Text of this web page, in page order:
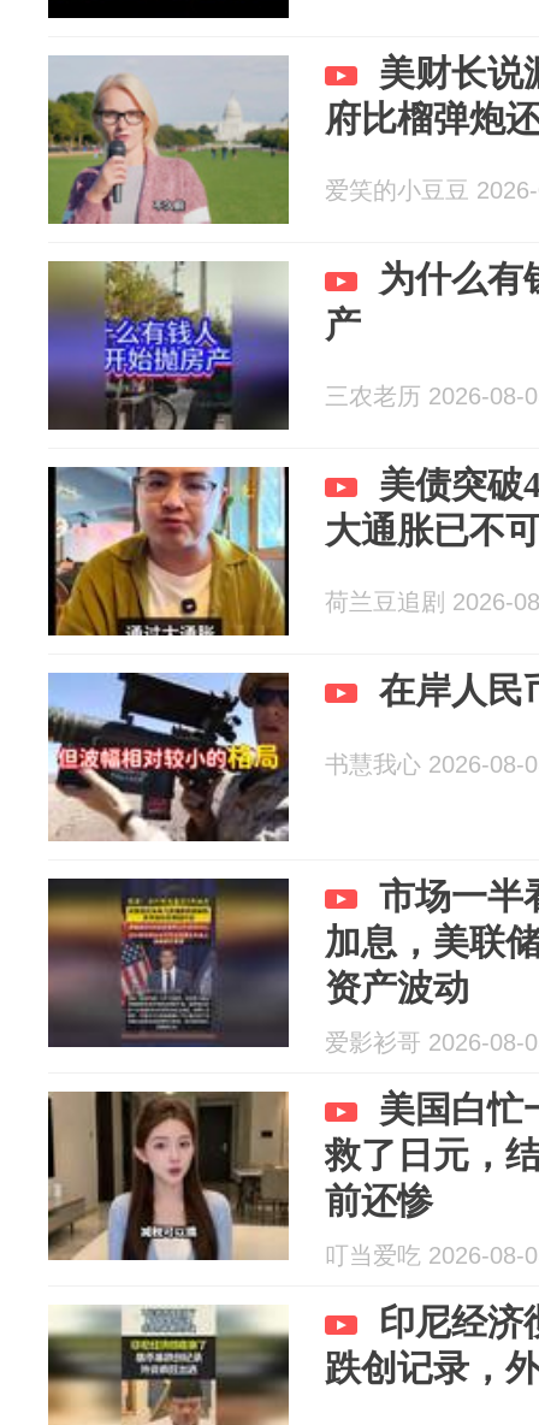
美财长说
府比榴弹炮
爱笑的小豆豆
为什么有
产
三农老历 2026-08-
美债突破
大通胀已不
荷兰豆追剧 2026-
在岸人民
书慧我心 2026-08-
市场一半
加息，美联
资产波动
爱影衫哥 2026-08-
美国白忙
救了日元，
前还惨
叮当爱吃 2026-08-
印尼经济
跌创记录，